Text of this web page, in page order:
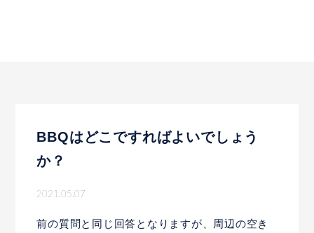
BBQはどこですればよいでしょう
か？
2021.05.07
前の質問と同じ回答となりますが、周辺の空き